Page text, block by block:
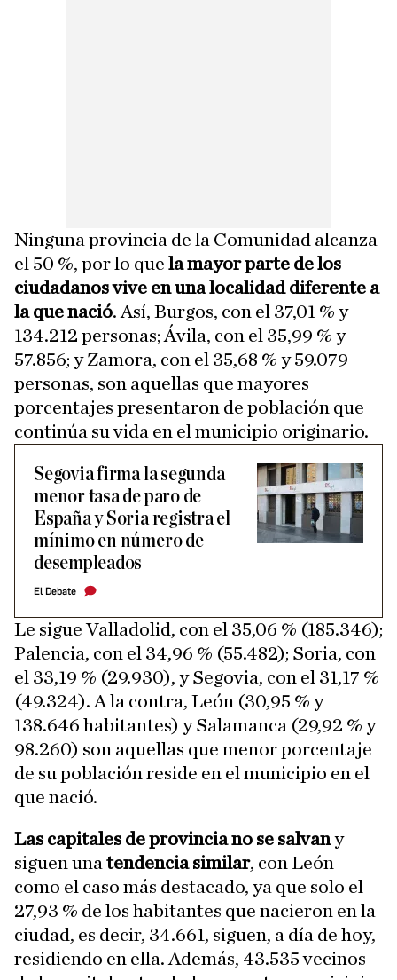
Ninguna provincia de la Comunidad alcanza
el 50 %, por lo que la mayor parte de los
ciudadanos vive en una localidad diferente a
la que nació. Así, Burgos, con el 37,01 % y
134.212 personas; Ávila, con el 35,99 % y
57.856; y Zamora, con el 35,68 % y 59.079
personas, son aquellas que mayores
porcentajes presentaron de población que
continúa su vida en el municipio originario.
Segovia firma la segunda
menor tasa de paro de
España y Soria registra el
mínimo en número de
desempleados
El Debate
Le sigue Valladolid, con el 35,06 % (185.346);
Palencia, con el 34,96 % (55.482); Soria, con
el 33,19 % (29.930), y Segovia, con el 31,17 %
(49.324). A la contra, León (30,95 % y
138.646 habitantes) y Salamanca (29,92 % y
98.260) son aquellas que menor porcentaje
de su población reside en el municipio en el
que nació.
Las capitales de provincia no se salvany
siguen una tendencia similar, con León
como el caso más destacado, ya que solo el
27,93 % de los habitantes que nacieron en la
ciudad, es decir, 34.661, siguen, a día de hoy,
residiendo en ella. Además, 43.535 vecinos